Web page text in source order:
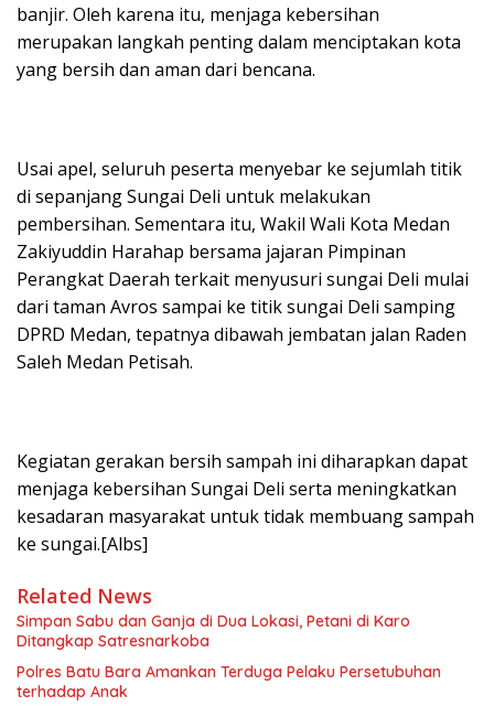
banjir. Oleh karena itu, menjaga kebersihan
merupakan langkah penting dalam menciptakan kota
yang bersih dan aman dari bencana.
Usai apel, seluruh peserta menyebar ke sejumlah titik
di sepanjang Sungai Deli untuk melakukan
pembersihan. Sementara itu, Wakil Wali Kota Medan
Zakiyuddin Harahap bersama jajaran Pimpinan
Perangkat Daerah terkait menyusuri sungai Deli mulai
dari taman Avros sampai ke titik sungai Deli samping
DPRD Medan, tepatnya dibawah jembatan jalan Raden
Saleh Medan Petisah.
Kegiatan gerakan bersih sampah ini diharapkan dapat
menjaga kebersihan Sungai Deli serta meningkatkan
kesadaran masyarakat untuk tidak membuang sampah
ke sungai.[Albs]
Related News
Simpan Sabu dan Ganja di Dua Lokasi, Petani di Karo
Ditangkap Satresnarkoba
Polres Batu Bara Amankan Terduga Pelaku Persetubuhan
terhadap Anak